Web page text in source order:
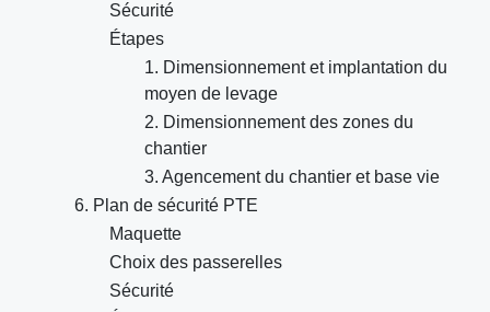
Sécurité
Étapes
1. Dimensionnement et implantation du
moyen de levage
2. Dimensionnement des zones du
chantier
3. Agencement du chantier et base vie
6. Plan de sécurité PTE
Maquette
Choix des passerelles
Sécurité